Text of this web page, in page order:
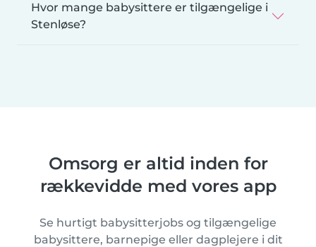
Hvor mange babysittere er tilgængelige i
Stenløse?
Omsorg er altid inden for
rækkevidde med vores app
Se hurtigt babysitterjobs og tilgængelige
babysittere, barnepige eller dagplejere i dit